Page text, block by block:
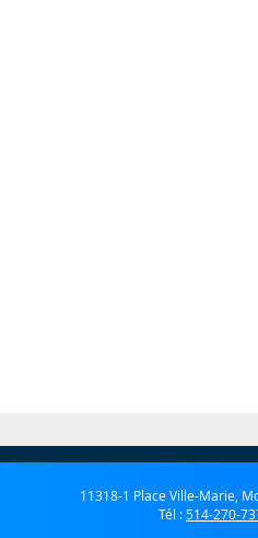
11318-1 Place Ville-Marie,
Tél :514-270-